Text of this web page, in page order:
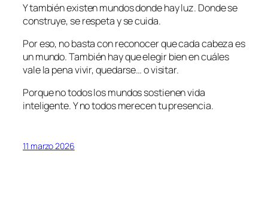
Y también existen mundos donde hay luz. Donde se
construye, se respeta y se cuida.
Por eso, no basta con reconocer que cada cabeza es
un mundo. También hay que elegir bien en cuáles
vale la pena vivir, quedarse… o visitar.
Porque no todos los mundos sostienen vida
inteligente. Y no todos merecen tu presencia.
11 marzo 2026